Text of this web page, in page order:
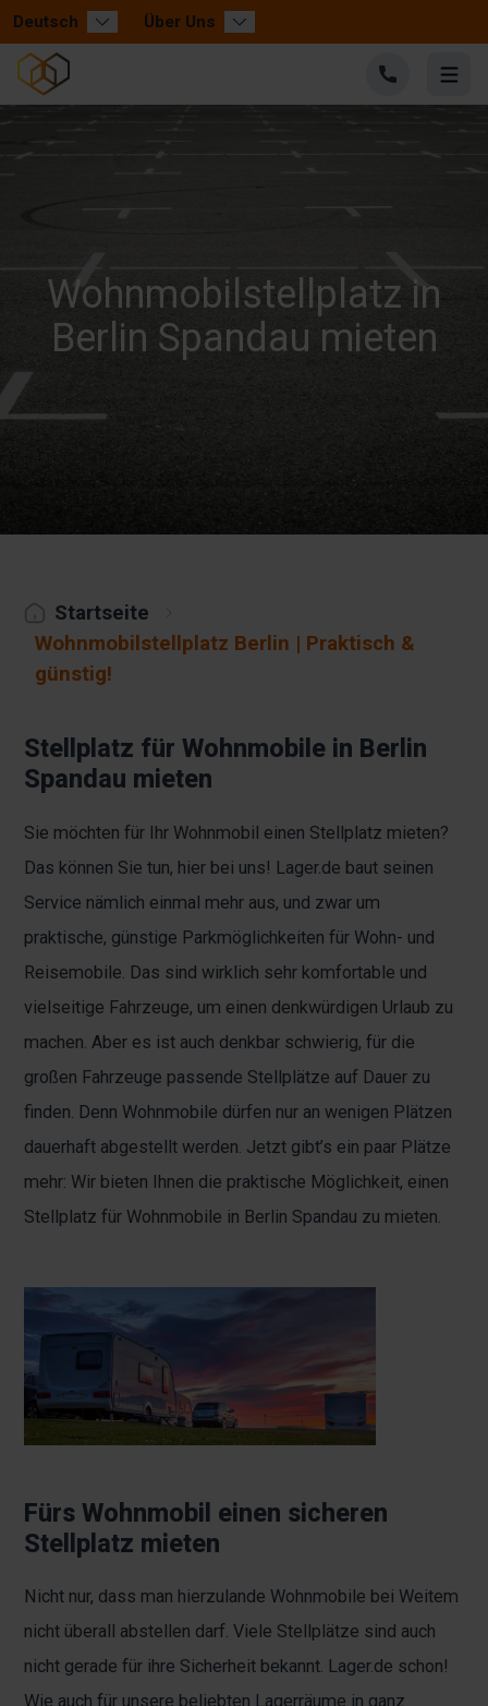
Deutsch Über Uns
Wohnmobilstellplatz in
Berlin Spandau mieten
Startseite
Wohnmobilstellplatz Berlin | Praktisch &
günstig!
Stellplatz für Wohnmobile in Berlin
Spandau mieten
Sie möchten für Ihr Wohnmobil einen Stellplatz mieten?
Das können Sie tun, hier bei uns! Lager.de baut seinen
Service nämlich einmal mehr aus, und zwar um
praktische, günstige Parkmöglichkeiten für Wohn- und
Reisemobile. Das sind wirklich sehr komfortable und
vielseitige Fahrzeuge, um einen denkwürdigen Urlaub zu
machen. Aber es ist auch denkbar schwierig, für die
großen Fahrzeuge passende Stellplätze auf Dauer zu
finden. Denn Wohnmobile dürfen nur an wenigen Plätzen
dauerhaft abgestellt werden. Jetzt gibt’s ein paar Plätze
mehr: Wir bieten Ihnen die praktische Möglichkeit, einen
Stellplatz für Wohnmobile in Berlin Spandau zu mieten.
Fürs Wohnmobil einen sicheren
Stellplatz mieten
Nicht nur, dass man hierzulande Wohnmobile bei Weitem
nicht überall abstellen darf. Viele Stellplätze sind auch
nicht gerade für ihre Sicherheit bekannt. Lager.de schon!
Wie auch für unsere beliebten Lagerräume in ganz